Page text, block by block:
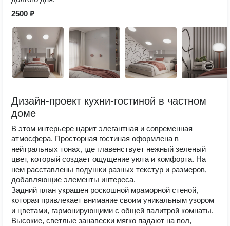
2500 ₽
Дизайн-проект кухни-гостиной в частном
доме
В этом интерьере царит элегантная и современная
атмосфера. Просторная гостиная оформлена в
нейтральных тонах, где главенствует нежный зеленый
цвет, который создает ощущение уюта и комфорта. На
нем расставлены подушки разных текстур и размеров,
добавляющие элементы интереса.
Задний план украшен роскошной мраморной стеной,
которая привлекает внимание своим уникальным узором
и цветами, гармонирующими с общей палитрой комнаты.
Высокие, светлые занавески мягко падают на пол,